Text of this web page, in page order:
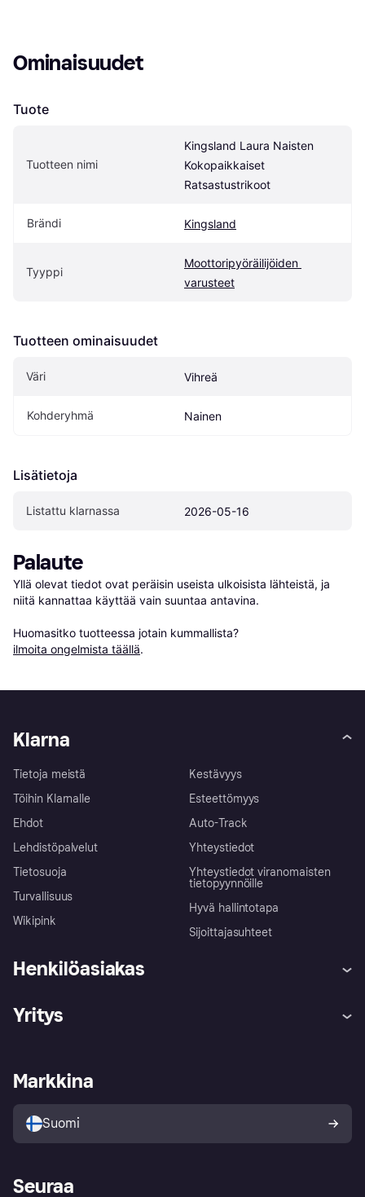
Ominaisuudet
Tuote
Tuotteen nimi
Kingsland Laura Naisten
Kokopaikkaiset
Ratsastustrikoot
Brändi Kingsland
Tyyppi
Moottoripyöräilijöiden
varusteet
Tuotteen ominaisuudet
Väri Vihreä
Kohderyhmä Nainen
Lisätietoja
Listattu klarnassa 2026-05-16
Palaute
Yllä olevat tiedot ovat peräisin useista ulkoisista lähteistä, ja
niitä kannattaa käyttää vain suuntaa antavina.
Huomasitko tuotteessa jotain kummallista?
ilmoita ongelmista täällä.
Klarna
Tietoja meistä
Töihin Klarnalle
Ehdot
Lehdistöpalvelut
Tietosuoja
Turvallisuus
Wikipink
Kestävyys
Esteettömyys
Auto-Track
Yhteystiedot
Yhteystiedot viranomaisten
tietopyynnöille
Hyvä hallintotapa
Sijoittajasuhteet
Henkilöasiakas
Kirjaudu sisään
Tutustu kauppoihin
Ostajan turva
Yritys
Kirjaudu sisään yrityksenä
Markkina
Suomi
Seuraa